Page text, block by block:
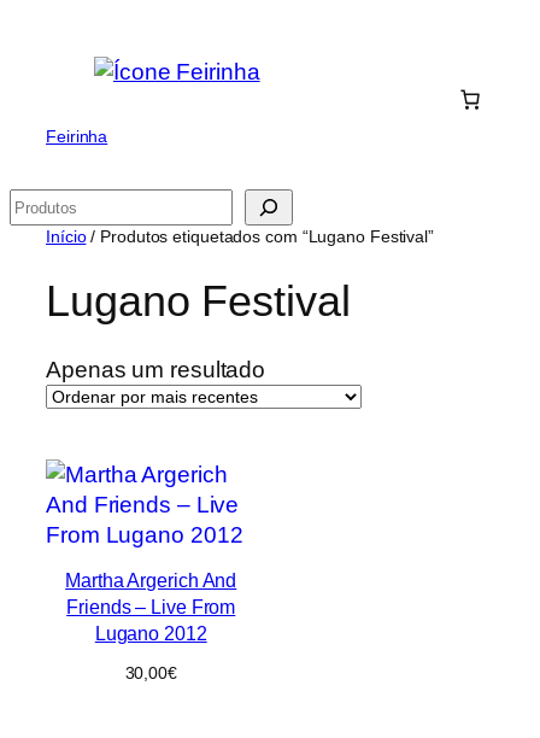
Feirinha
Pesquisar
Início/ Produtos etiquetados com “Lugano Festival”
Lugano Festival
Apenas um resultado
Martha Argerich And
Friends – Live From
Lugano 2012
30,00€